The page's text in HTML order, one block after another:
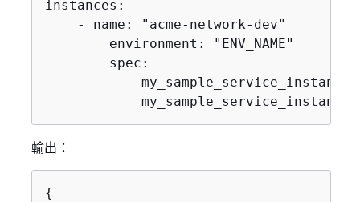
instances:
    - name: "acme-network-dev"
        environment: "ENV_NAME"
        spec:
輸出：
{